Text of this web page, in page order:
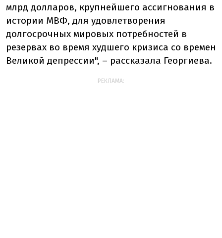
млрд долларов, крупнейшего ассигнования в
истории МВФ, для удовлетворения
долгосрочных мировых потребностей в
резервах во время худшего кризиса со времен
Великой депрессии", – рассказала Георгиева.
РЕКЛАМА: